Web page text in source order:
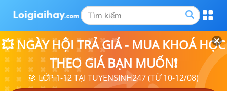
💥 NGÀY HỘI TRẢ GIÁ - MUA KHOÁ HỌC
THEO GIÁ BẠN MUỐN❗
🎯 LỚP 1-12 TẠI TUYENSINH247 (TỪ 10-12/08)